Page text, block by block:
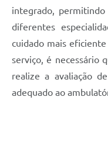
integrado,
diferentes
cuidado mais
serviço, é necessário
realize a avaliação
adequado ao